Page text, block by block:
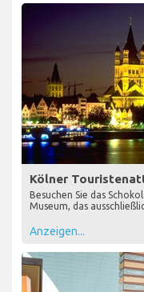
Kölner
Besuchen Sie das
Museum, das
Anzeigen...